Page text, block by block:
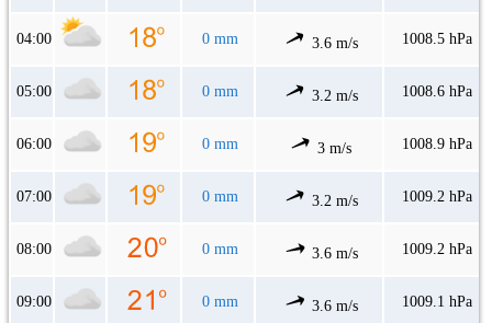
04:00 0 mm 3.6 m/s 1008.5 hPa
05:00 0 mm 3.2 m/s 1008.6 hPa
06:00 0 mm 3 m/s 1008.9 hPa
07:00 0 mm 3.2 m/s 1009.2 hPa
08:00 0 mm 3.6 m/s 1009.2 hPa
09:00 0 mm 3.6 m/s 1009.1 hPa